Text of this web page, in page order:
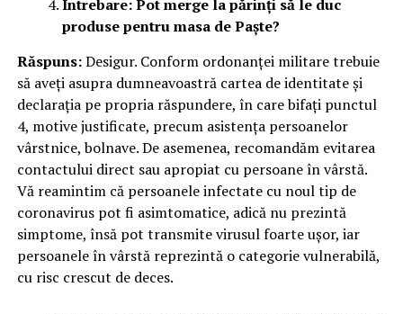
Întrebare: Pot merge la părinți să le duc
produse pentru masa de Paște?
Răspuns:Desigur. Conform ordonanței militare trebuie
să aveți asupra dumneavoastră cartea de identitate și
declarația pe propria răspundere, în care bifați punctul
4, motive justificate, precum asistența persoanelor
vârstnice, bolnave. De asemenea, recomandăm evitarea
contactului direct sau apropiat cu persoane în vârstă.
Vă reamintim că persoanele infectate cu noul tip de
coronavirus pot fi asimtomatice, adică nu prezintă
simptome, însă pot transmite virusul foarte ușor, iar
persoanele în vârstă reprezintă o categorie vulnerabilă,
cu risc crescut de deces.